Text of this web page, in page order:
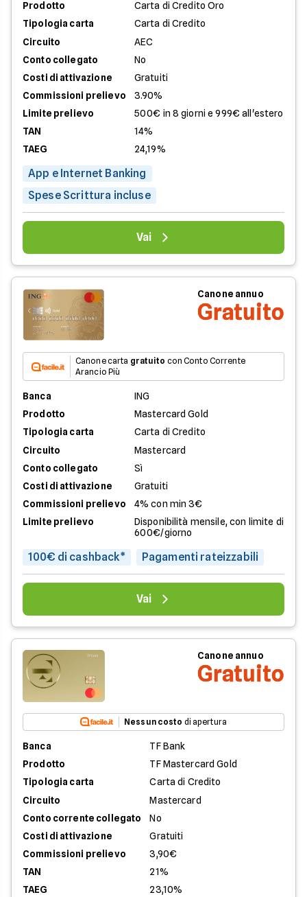
Prodotto
Carta di Credito Oro
Tipologia carta
Carta di Credito
Circuito
AEC
Conto collegato
No
Costi di attivazione
Gratuiti
Commissioni prelievo
3.90%
Limite prelievo
500€ in 8 giorni e 999€ all'estero
TAN
14%
TAEG
24,19%
App e Internet Banking
Spese Scrittura incluse
Vai
Canone annuo
Gratuito
Canone carta gratuito con Conto Corrente
Arancio Più
Banca
ING
Prodotto
Mastercard Gold
Tipologia carta
Carta di Credito
Circuito
Mastercard
Conto collegato
Sì
Costi di attivazione
Gratuiti
Commissioni prelievo
4% con min 3€
Limite prelievo
Disponibilità mensile, con limite di
600€/giorno
100€ di cashback* Pagamenti rateizzabili
Vai
Canone annuo
Gratuito
Nessun costo di apertura
Banca
TF Bank
Prodotto
TF Mastercard Gold
Tipologia carta
Carta di Credito
Circuito
Mastercard
Conto corrente collegato
No
Costi di attivazione
Gratuiti
Commissioni prelievo
3,90€
TAN
21%
TAEG
23,10%